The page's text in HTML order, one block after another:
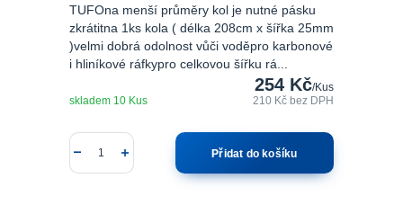
TUFOna menší průměry kol je nutné pásku
zkrátitna 1ks kola ( délka 208cm x šířka 25mm
)velmi dobrá odolnost vůči voděpro karbonové
i hliníkové ráfkypro celkovou šířku rá...
254 Kč/Kus
210 Kčbez DPH
skladem 10 Kus
Přidat do košíku